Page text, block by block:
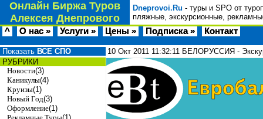
Онлайн Биржа Туров
Алексея Днепрового
Dneprovoi.Ru - туры и SPO от
пляжные, экскурсионные,
^ О нас » Услуги » Цены » Подписка » Контакт
Показать ВСЕ СПО
РУБРИКИ
Новости(3)
Каникулы(4)
Круизы(1)
Новый Год(3)
Оформление(1)
10 Окт 2011 11:32:11 БЕЛОРУССИЯ -